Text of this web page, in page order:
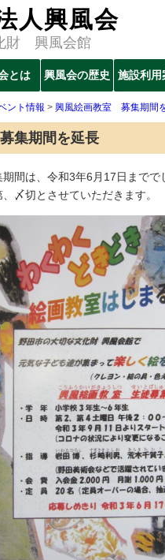
人興風会
財 興風会館
とは 興風会の歴史 施設利用
ント情報 > 興風絵画教室 募集期間
集期間を延長
間は、令和3年6月17日まで
〆切とさせていただきます。